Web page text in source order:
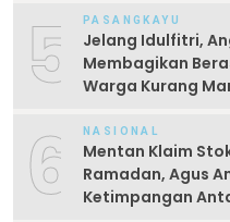
5 PASANGKAYU
Jelang Idulfitri,
Membagikan
Warga Kurang
6 NASIONAL
Mentan Klaim
Ramadan, Agus
Ketimpangan